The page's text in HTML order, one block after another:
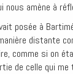
amène à
posée à
distante
comme si on
de celle qui me